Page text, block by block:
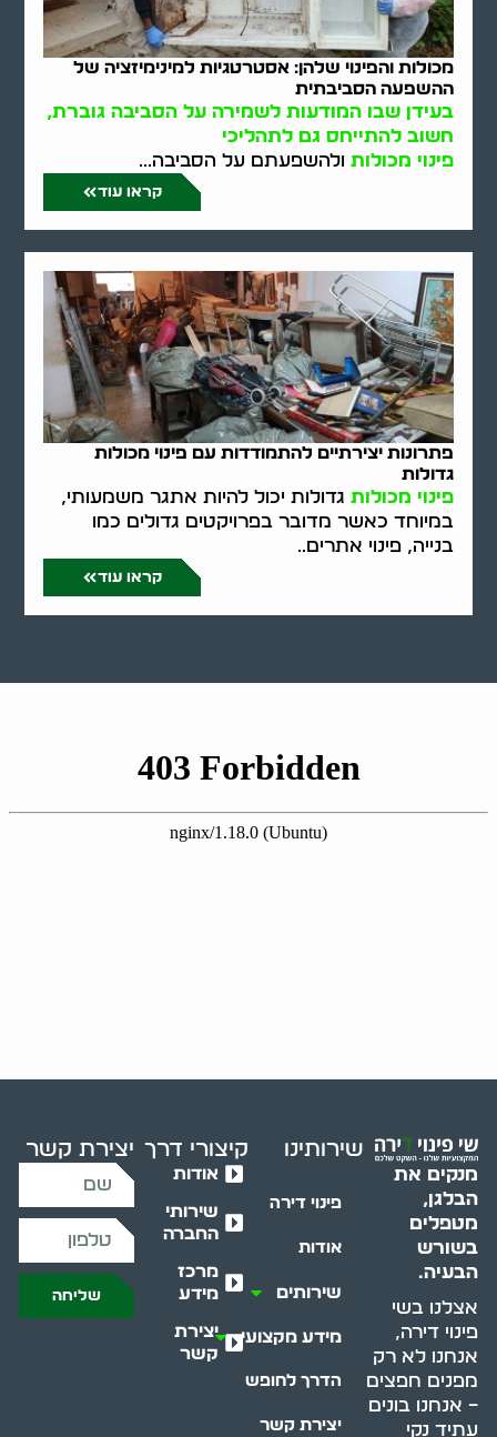
מכולות והפינוי שלהן: אסטרטגיות למינימיזציה של
ההשפעה הסביבתית
בעידן שבו המודעות לשמירה על הסביבה גוברת,
חשוב להתייחס גם לתהליכי
פינוי מכולות ולהשפעתם על הסביבה...
קראו עוד
פתרונות יצירתיים להתמודדות עם פינוי מכולות
גדולות
פינוי מכולות גדולות יכול להיות אתגר משמעותי,
במיוחד כאשר מדובר בפרויקטים גדולים כמו
בנייה, פינוי אתרים..
קראו עוד
מנקים את
הבלגן,
מטפלים
בשורש
הבעיה.
אצלנו בשי
פינוי דירה,
אנחנו לא רק
מפנים חפצים
– אנחנו בונים
עתיד נקי
שירותינו
פינוי דירה
אודות
שירותים
מידע מקצועי
הדרך לחופש
יצירת קשר
קיצורי דרך
אודות
שירותי
החברה
מרכז
מידע
יצירת
קשר
יצירת קשר
שליחה